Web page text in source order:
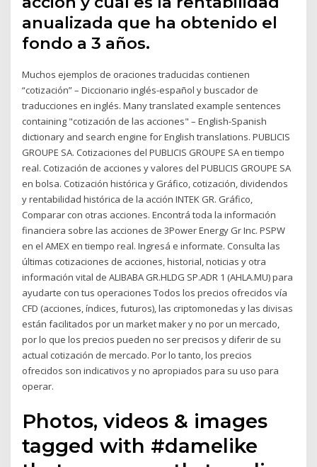
anualizada que ha obtenido el
fondo a 3 años.
Muchos ejemplos de oraciones traducidas contienen
“cotización” – Diccionario inglés-español y buscador de
traducciones en inglés. Many translated example sentences
containing "cotización de las acciones" – English-Spanish
dictionary and search engine for English translations. PUBLICIS
GROUPE SA. Cotizaciones del PUBLICIS GROUPE SA en tiempo
real. Cotización de acciones y valores del PUBLICIS GROUPE SA
en bolsa. Cotización histórica y Gráfico, cotización, dividendos
y rentabilidad histórica de la acción INTEK GR. Gráfico,
Comparar con otras acciones. Encontrá toda la información
financiera sobre las acciones de 3Power Energy Gr Inc. PSPW
en el AMEX en tiempo real. Ingresá e informate. Consulta las
últimas cotizaciones de acciones, historial, noticias y otra
información vital de ALIBABA GR.HLDG SP.ADR 1 (AHLA.MU) para
ayudarte con tus operaciones Todos los precios ofrecidos vía
CFD (acciones, índices, futuros), las criptomonedas y las divisas
están facilitados por un market maker y no por un mercado,
por lo que los precios pueden no ser precisos y diferir de su
actual cotización de mercado. Por lo tanto, los precios
ofrecidos son indicativos y no apropiados para su uso para
operar.
Photos, videos & images
tagged with #damelike